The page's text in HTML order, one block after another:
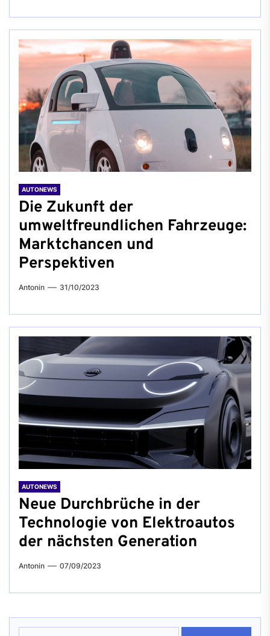
AUTONEWS
Die Zukunft der
umweltfreundlichen Fahrzeuge:
Marktchancen und
Perspektiven
Antonin 31/10/2023
AUTONEWS
Neue Durchbrüche in der
Technologie von Elektroautos
der nächsten Generation
Antonin 07/09/2023